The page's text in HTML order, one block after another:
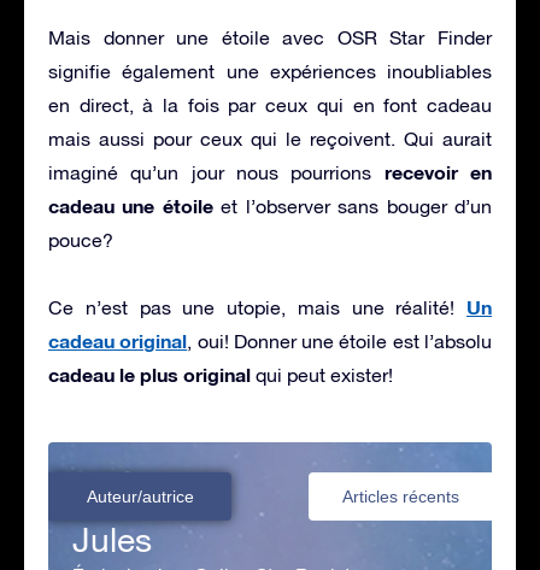
Mais donner une étoile avec OSR Star Finder
signifie également une expériences inoubliables
en direct, à la fois par ceux qui en font cadeau
mais aussi pour ceux qui le reçoivent. Qui aurait
imaginé qu’un jour nous pourrions recevoir en
cadeau une étoileet l’observer sans bouger d’un
pouce?
Ce n’est pas une utopie, mais une réalité! Un
cadeau original, oui! Donner une étoile est l’absolu
cadeau le plus original qui peut exister!
Auteur/autrice Articles récents
Jules